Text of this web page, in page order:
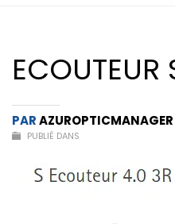
ECOUTEUR
PARAZUROPTICMANAGER
PUBLIÉ DANS